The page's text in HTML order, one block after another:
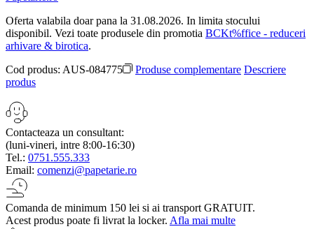
Oferta valabila doar pana la 31.08.2026. In limita stocului
disponibil. Vezi toate produsele din promotia BCKt%ffice - reduceri
arhivare & birotica.
Cod produs: AUS-084775 Produse complementare Descriere
produs
Contacteaza un consultant:
(luni-vineri, intre 8:00-16:30)
Tel.: 0751.555.333
Email: comenzi@papetarie.ro
Comanda de minimum 150 lei si ai transport GRATUIT.
Acest produs poate fi livrat la locker. Afla mai multe